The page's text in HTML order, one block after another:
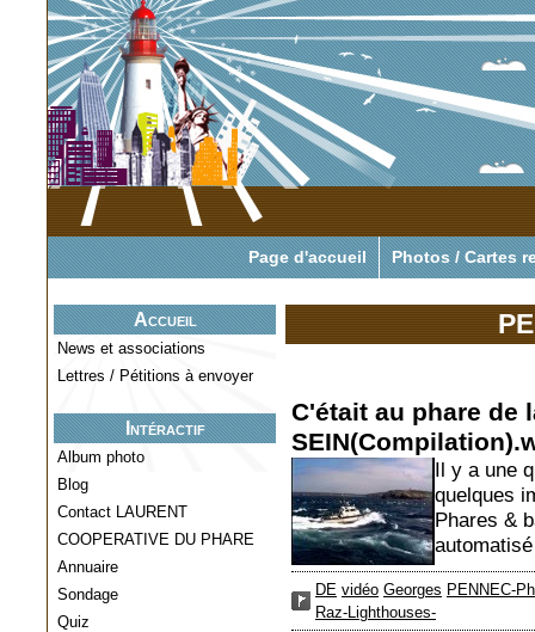
Pour tout savoir
Page d'accueil Photos / Cartes
Accueil
News et associations
Lettres / Pétitions à envoyer
Intéractif
Album photo
Blog
Contact LAURENT
COOPERATIVE DU PHARE
Annuaire
Sondage
Quiz
C'était au phare de
Il y a une
quelques
Phares &
DE vidéo Georges PENNEC-
Raz-Lighthouses-